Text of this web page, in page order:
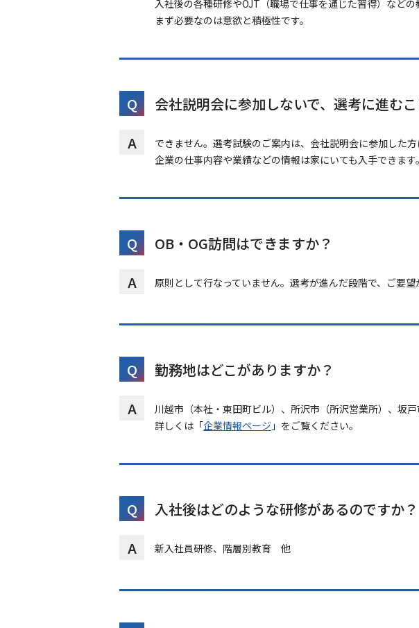
入社後の各種研修やOJT（職場で仕事を通じた習得）など
まず必要なのは意欲と積極性です。
Q
会社説明会に参加しないで、選考に進む
A
できません。選考試験のご案内は、会社説明会に参加した方
企業の仕事内容や業績などの情報は家にいても入手できま
Q
OB・OG訪問はできますか？
A
原則として行なっていません。選考が進んだ段階で、ご要望
Q
勤務地はどこがありますか？
A
川越市（本社・東田町ビル）、所沢市（所沢営業所）、坂
詳しくは「企業情報ページ 」をご覧ください。
Q
入社後はどのような研修があるのですか？
A
新入社員研修、階層別教育 他